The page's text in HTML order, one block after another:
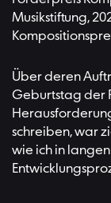
Musikstiftung,
Über deren
Geburtstag der
schreiben, war
wie ich in